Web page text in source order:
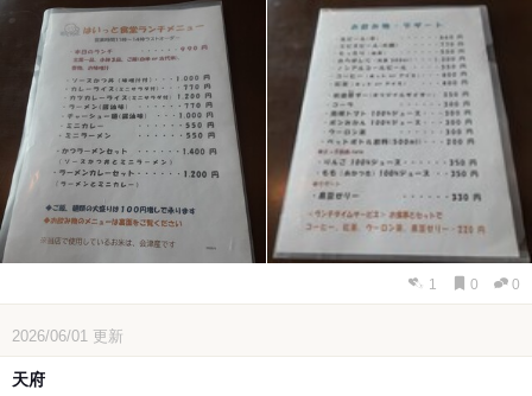
1 0 0
2026/06/01 更新
天府